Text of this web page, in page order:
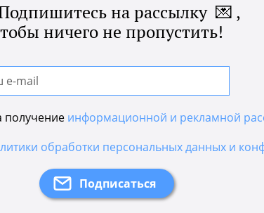
на рассылку 💌 ,
ничего не пропустить!
получение информационной и рекламной
обработки персональных данных и